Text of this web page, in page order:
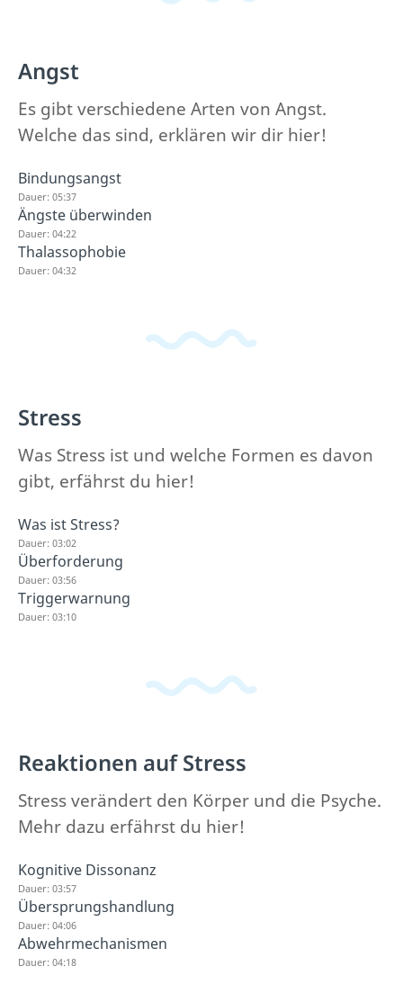
Angst
Es gibt verschiedene Arten von Angst.
Welche das sind, erklären wir dir hier!
Bindungsangst
Dauer: 05:37
Ängste überwinden
Dauer: 04:22
Thalassophobie
Dauer: 04:32
Stress
Was Stress ist und welche Formen es davon
gibt, erfährst du hier!
Was ist Stress?
Dauer: 03:02
Überforderung
Dauer: 03:56
Triggerwarnung
Dauer: 03:10
Reaktionen auf Stress
Stress verändert den Körper und die Psyche.
Mehr dazu erfährst du hier!
Kognitive Dissonanz
Dauer: 03:57
Übersprungshandlung
Dauer: 04:06
Abwehrmechanismen
Dauer: 04:18